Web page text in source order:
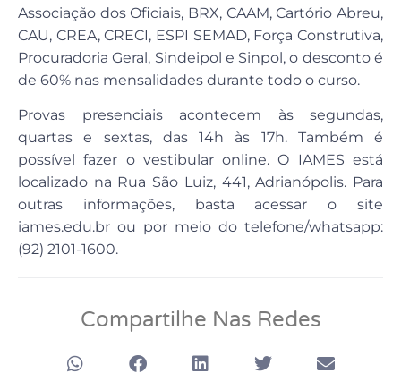
Associação dos Oficiais, BRX, CAAM, Cartório Abreu,
CAU, CREA, CRECI, ESPI SEMAD, Força Construtiva,
Procuradoria Geral, Sindeipol e Sinpol, o desconto é
de 60% nas mensalidades durante todo o curso.
Provas presenciais acontecem às segundas,
quartas e sextas, das 14h às 17h. Também é
possível fazer o vestibular online. O IAMES está
localizado na Rua São Luiz, 441, Adrianópolis. Para
outras informações, basta acessar o site
iames.edu.br ou por meio do telefone/whatsapp:
(92) 2101-1600.
Compartilhe Nas Redes